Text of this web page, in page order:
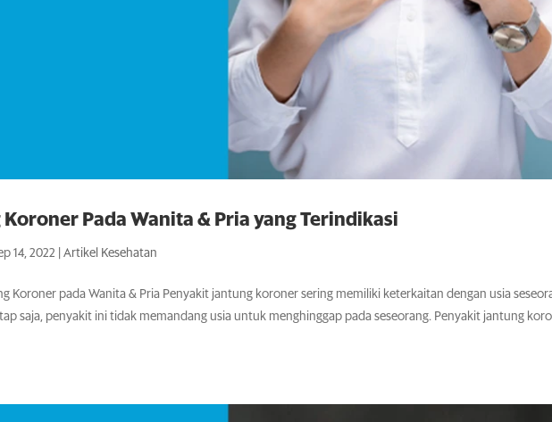
Koroner Pada Wanita & Pria yang Terindikasi
14, 2022 |Artikel Kesehatan
Koroner pada Wanita & Pria Penyakit jantung koroner sering memiliki keterkaitan dengan usia
saja, penyakit ini tidak memandang usia untuk menghinggap pada seseorang. Penyakit jantung